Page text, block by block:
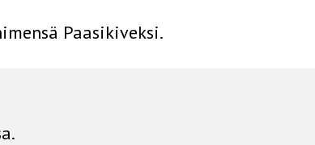
Paasikiveksi.